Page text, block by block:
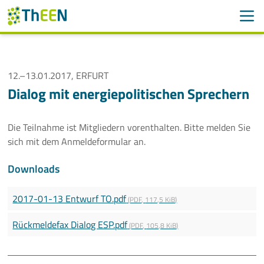
Navigation überspringen
ThEEN
Mitglieder
Aktivitäten
Veranstaltungen
Aktuelle Termine
Thüringer Wärmetagung 2026
12.–13.01.2017, ERFURT
Dialog mit energiepolitischen Sprechern
Die Teilnahme ist Mitgliedern vorenthalten. Bitte melden Sie
sich mit dem Anmeldeformular an.
Downloads
2017-01-13 Entwurf TO.pdf(PDF, 117,5 KiB)
Rückmeldefax Dialog ESP.pdf(PDF, 105,8 KiB)